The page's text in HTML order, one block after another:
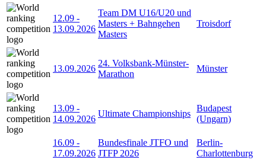
12.09 -
13.09.2026
Team DM U16/U20 und
Masters + Bahngehen
Masters
Troisdorf
13.09.2026
24. Volksbank-Münster-
Marathon
Münster
13.09 -
14.09.2026
Ultimate Championships
Budapest
(Ungarn)
16.09 -
17.09.2026
Bundesfinale JTFO und
JTFP 2026
Berlin-
Charlottenburg